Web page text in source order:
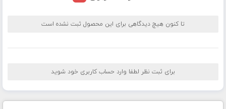
تا کنون هیچ دیدگاهی برای این محصول ثبت نشده است
برای ثبت نظر لطفا وارد حساب کاربری خود شوید